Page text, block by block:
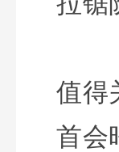
值得
首会